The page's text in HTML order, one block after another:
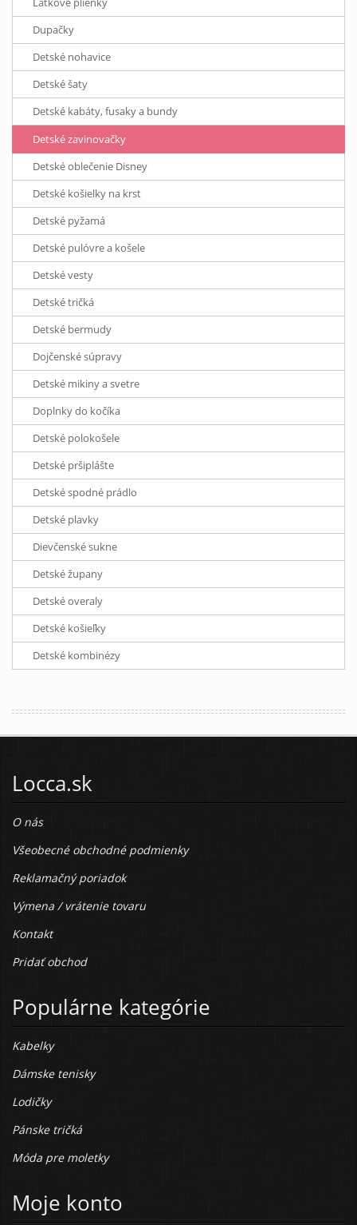
Dupačky
Detské nohavice
Detské šaty
Detské kabáty, fusaky a bundy
Detské zavinovačky
Detské oblečenie Disney
Detské košielky na krst
Detské pyžamá
Detské pulóvre a košele
Detské vesty
Detské tričká
Detské bermudy
Dojčenské súpravy
Detské mikiny a svetre
Doplnky do kočíka
Detské polokošele
Detské pršiplášte
Detské spodné prádlo
Detské plavky
Dievčenské sukne
Detské župany
Detské overaly
Detské košieľky
Detské kombinézy
Locca.sk
O nás
Všeobecné obchodné podmienky
Reklamačný poriadok
Výmena / vrátenie tovaru
Kontakt
Pridať obchod
Populárne kategórie
Kabelky
Dámske tenisky
Lodičky
Pánske tričká
Móda pre moletky
Moje konto